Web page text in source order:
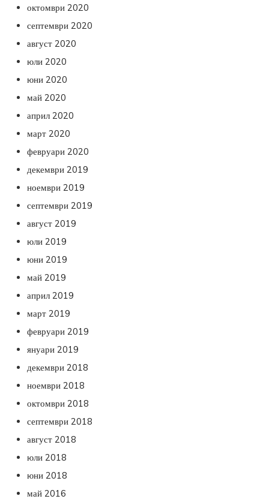
октомври 2020
септември 2020
август 2020
юли 2020
юни 2020
май 2020
април 2020
март 2020
февруари 2020
декември 2019
ноември 2019
септември 2019
август 2019
юли 2019
юни 2019
май 2019
април 2019
март 2019
февруари 2019
януари 2019
декември 2018
ноември 2018
октомври 2018
септември 2018
август 2018
юли 2018
юни 2018
май 2016